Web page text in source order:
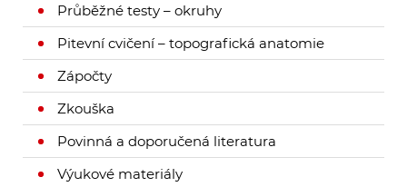
Průběžné testy – okruhy
Pitevní cvičení – topografická anatomie
Zápočty
Zkouška
Povinná a doporučená literatura
Výukové materiály